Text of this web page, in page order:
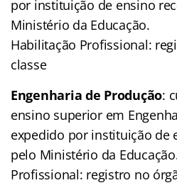
por instituição de ensino
Ministério da Educação.
Habilitação Profissional:
classe
Engenharia de Produção:
ensino superior em
expedido por instituição de
pelo Ministério da
Profissional: registro no